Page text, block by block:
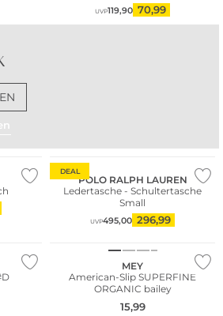
UVP119,90 70,99
DEAL
POLO RALPH LAUREN
Ledertasche - Schultertasche
Small
UVP495,00 296,99
MEY
American-Slip SUPERFINE
ORGANIC bailey
15,99